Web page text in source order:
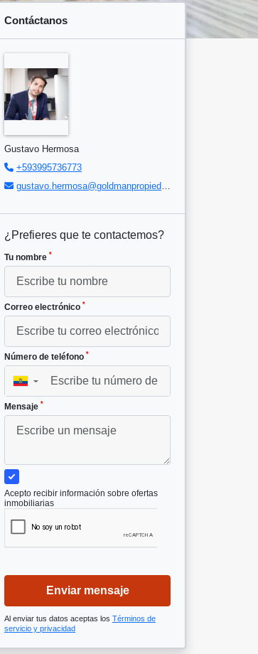
Contáctanos
Gustavo Hermosa
+593995736773
gustavo.hermosa@goldmanpropiedades.com
¿Prefieres que te contactemos?
Tu nombre *
Correo electrónico *
Número de teléfono *
▼
Mensaje *
Acepto recibir información sobre ofertas
inmobiliarias
Enviar mensaje
Al enviar tus datos aceptas los Términos de
servicio y privacidad